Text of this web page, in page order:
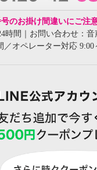
のお掛け間違いにご注意
時間｜お問い合わせ：
／オペレーター対応 9:00